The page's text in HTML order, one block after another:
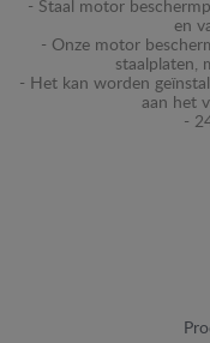
- Staal motor
en
- Onze motor
staalplaten,
- Het kan worden
aan het
-